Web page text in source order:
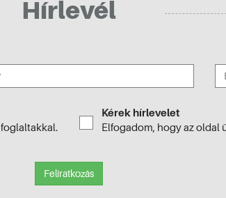
Hírlevél
foglaltakkal.
Kérek hírlevelet
Elfogadom, hogy az oldal
Feliratkozás